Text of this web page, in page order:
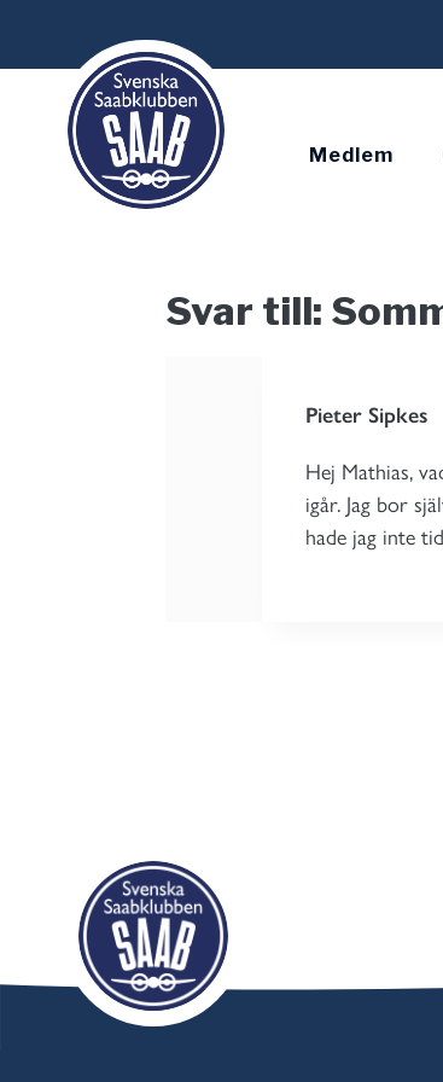
Medlem
Svar till:
Pieter Sipkes
Hej Mathias,
igår. Jag bor
hade jag inte